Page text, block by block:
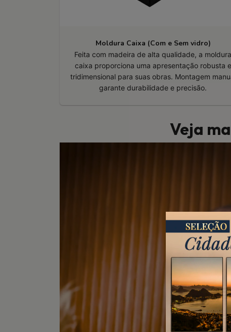
Moldura Caixa (Com e Sem vidro)
Feita com madeira de alta qualidade, a moldura
caixa proporciona uma apresentação robusta e
tridimensional para suas obras. Montagem
garante durabilidade e precisão.
Veja